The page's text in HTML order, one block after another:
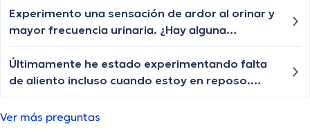
Experimento una sensación de ardor al orinar y
mayor frecuencia urinaria. ¿Hay alguna
se recomiendan?
Últimamente he estado experimentando falta
de aliento incluso cuando estoy en reposo.
más fácilmente. ¿Algún médico podría decirme
Ver más preguntas